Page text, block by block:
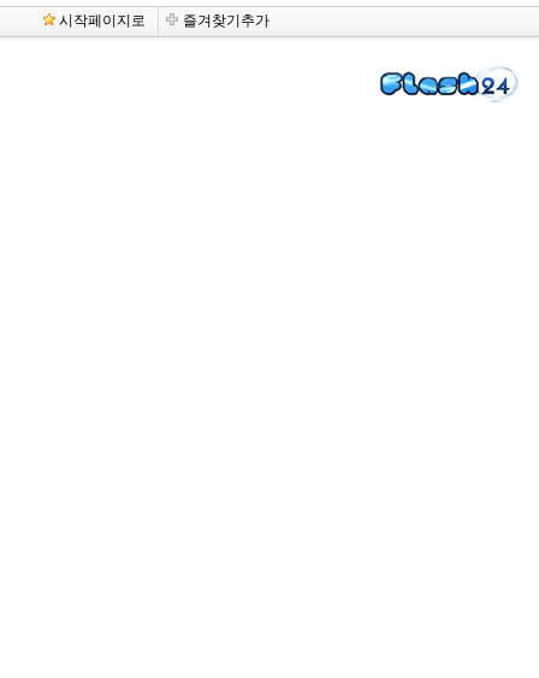
시작페이지로 즐겨찾기추가